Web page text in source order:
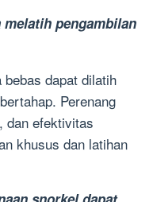
melatih pengambilan
bebas dapat dilatih
Perenang
dan efektivitas
khusus dan latihan